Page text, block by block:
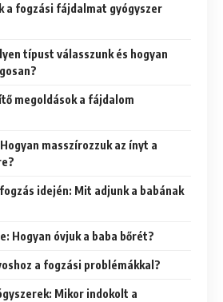
a fogzási fájdalmat gyógyszer
típust válasszunk és hogyan
megoldások a fájdalom
masszírozzuk az ínyt a
idején: Mit adjunk a babának
Hogyan óvjuk a baba bőrét?
a fogzási problémákkal?
Mikor indokolt a